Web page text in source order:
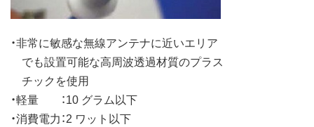
・非常に敏感な無線アンテナに近いエリア
でも設置可能な高周波透過材質のプラス
チックを使用
・軽量 ：10 グラム以下
・消費電力：2 ワット以下